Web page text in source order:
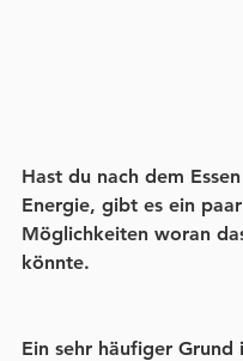
Hast du nach dem
Energie, gibt es ein paar
Möglichkeiten woran
könnte.
Ein sehr häufiger Grund